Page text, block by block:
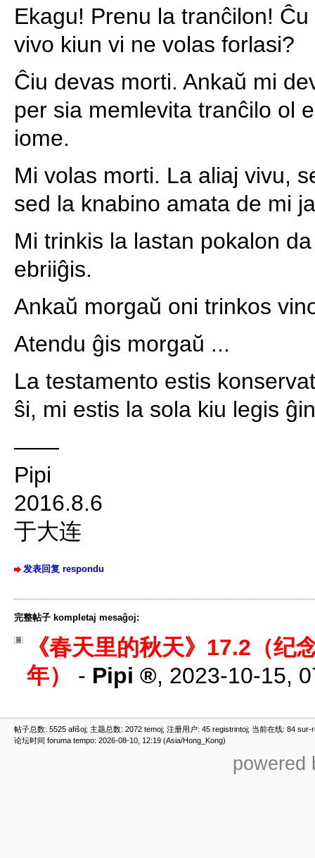
Ekagu! Prenu la tranĉilon!
vivo kiun vi ne volas forlasi?
Ĉiu devas morti. Ankaŭ mi
per sia memlevita tranĉilo ol
iome.
Mi volas morti. La aliaj vivu,
sed la knabino amata de mi
Mi trinkis la lastan pokalon
ebriiĝis.
Ankaŭ morgaŭ oni trinkos
Atendu ĝis morgaŭ ...
La testamento estis
ŝi, mi estis la sola kiu legis
——
Pipi
2016.8.6
于大连
发表回复 respondu
完整帖子 kompletaj mesaĝoj:
《春天里的秋天》17.2（纪
年）
- Pipi , 2023-10-15,
帖子总数: 5525 afiŝoj; 主题总数: 2072 temoj; 注册用户: 45 registrintoj; 当前在线: 84
论坛时间 foruma tempo: 2026-08-10, 12:19 (Asia/Hong_Kong)
powered